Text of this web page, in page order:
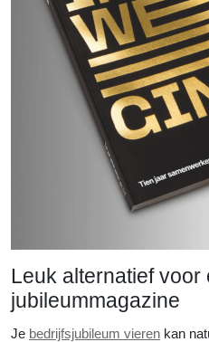
Leuk alternatief voor
jubileummagazine
Je bedrijfsjubileum vieren kan